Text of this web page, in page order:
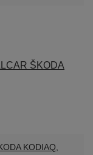
KODIAQ,